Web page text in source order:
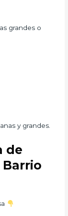
grandes o
y grandes.
de